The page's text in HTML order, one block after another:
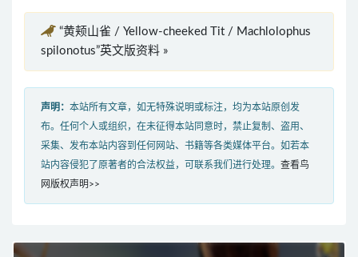
“黄颊山雀 / Yellow-cheeked Tit / Machlolophus
spilonotus”英文版资料 »
声明： 本站所有文章，如无特殊说明或标注，均为本站原创发
布。任何个人或组织，在未征得本站同意时，禁止复制、盗用、
采集、发布本站内容到任何网站、书籍等各类媒体平台。如若本
站内容侵犯了原著者的合法权益，可联系我们进行处理。 查看鸟
网版权声明>>